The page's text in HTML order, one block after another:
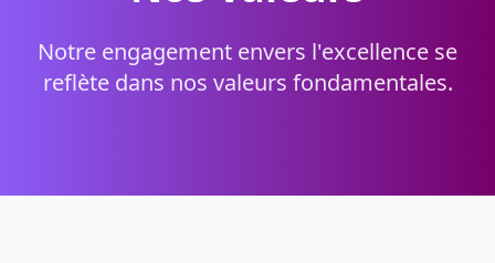
Notre engagement envers l'excellence se
reflète dans nos valeurs fondamentales.